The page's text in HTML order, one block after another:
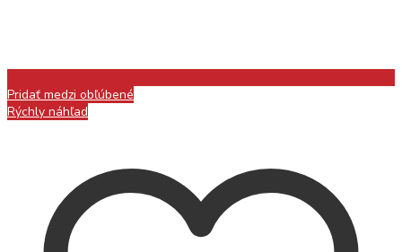
Pridať medzi obľúbené
Rýchly náhľad